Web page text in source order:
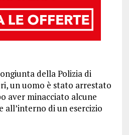
della Polizia di
un uomo è stato arrestato
aver minacciato alcune
all’interno di un esercizio